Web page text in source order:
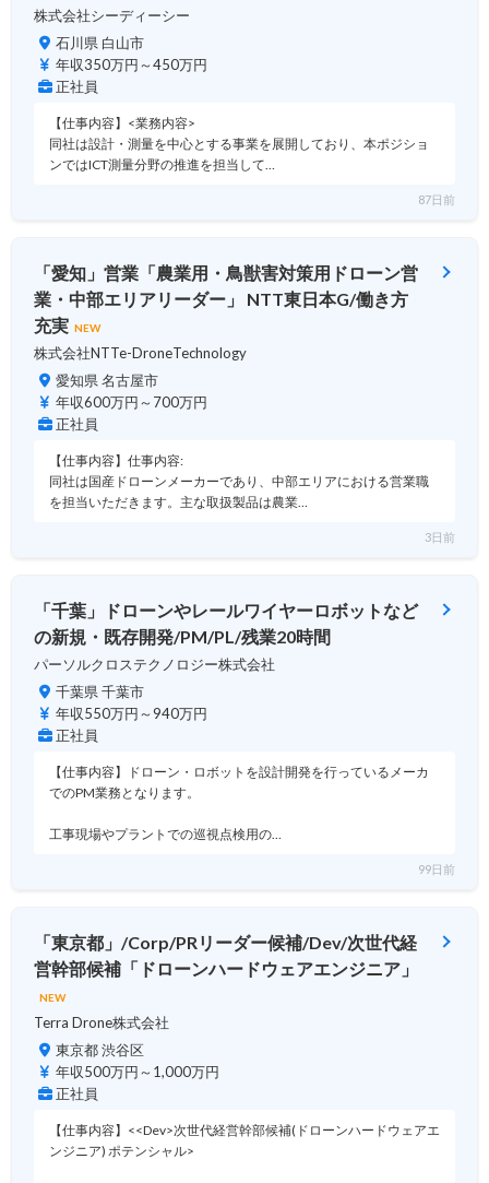
株式会社シーディーシー
石川県 白山市
年収350万円～450万円
正社員
【仕事内容】<業務内容>
同社は設計・測量を中心とする事業を展開しており、本ポジショ
ンではICT測量分野の推進を担当して…
87日前
「愛知」営業「農業用・鳥獣害対策用ドローン営
業・中部エリアリーダー」 NTT東日本G/働き方
充実 NEW
株式会社NTTe-DroneTechnology
愛知県 名古屋市
年収600万円～700万円
正社員
【仕事内容】仕事内容:
同社は国産ドローンメーカーであり、中部エリアにおける営業職
を担当いただきます。主な取扱製品は農業…
3日前
「千葉」ドローンやレールワイヤーロボットなど
の新規・既存開発/PM/PL/残業20時間
パーソルクロステクノロジー株式会社
千葉県 千葉市
年収550万円～940万円
正社員
【仕事内容】ドローン・ロボットを設計開発を行っているメーカ
でのPM業務となります。
工事現場やプラントでの巡視点検用の…
99日前
「東京都」/Corp/PRリーダー候補/Dev/次世代経
営幹部候補「ドローンハードウェアエンジニア」
NEW
Terra Drone株式会社
東京都 渋谷区
年収500万円～1,000万円
正社員
【仕事内容】<<Dev>次世代経営幹部候補(ドローンハードウェアエ
ンジニア) ポテンシャル>